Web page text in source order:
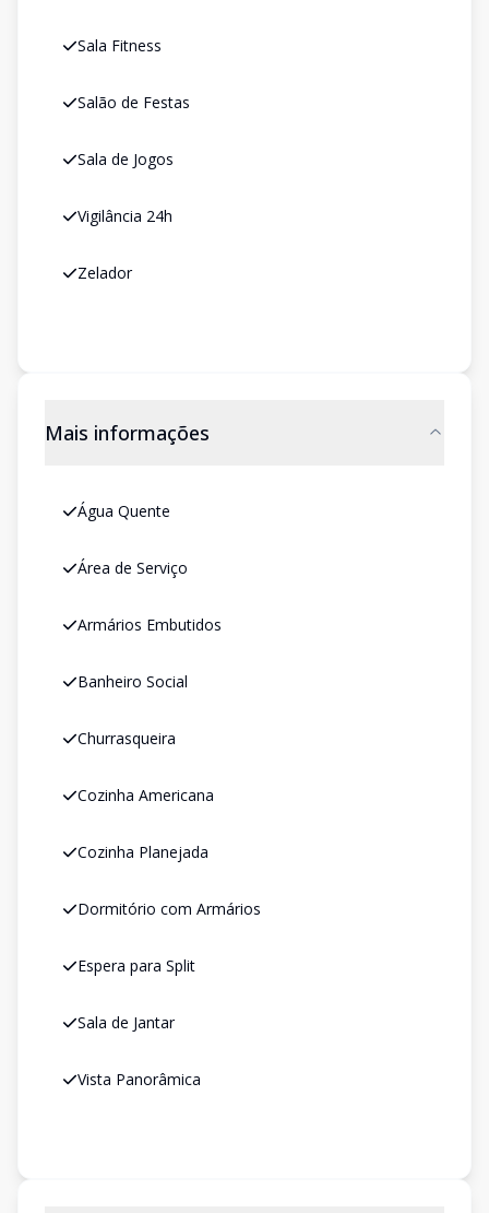
Sala Fitness
Salão de Festas
Sala de Jogos
Vigilância 24h
Zelador
Mais informações
Água Quente
Área de Serviço
Armários Embutidos
Banheiro Social
Churrasqueira
Cozinha Americana
Cozinha Planejada
Dormitório com Armários
Espera para Split
Sala de Jantar
Vista Panorâmica